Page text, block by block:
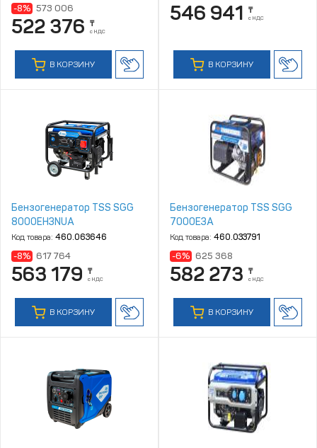
-8% 573 006
522 376 ₸
с НДС
В КОРЗИНУ
546 941 ₸
с НДС
В КОРЗИНУ
Бензогенератор TSS SGG
8000EH3NUA
Код товара: 460.063646
-8% 617 764
563 179 ₸
с НДС
В КОРЗИНУ
Бензогенератор TSS SGG
7000E3A
Код товара: 460.033791
-6% 625 368
582 273 ₸
с НДС
В КОРЗИНУ